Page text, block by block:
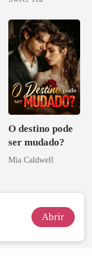
O destino pode
ser mudado?
Mia Caldwell
Abrir